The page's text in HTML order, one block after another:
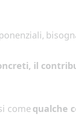
,
i, il
come qualche